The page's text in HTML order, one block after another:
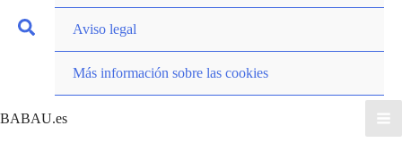
Aviso legal
Más información sobre las cookies
BABAU.es